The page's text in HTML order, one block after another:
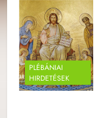
PLÉBÁNIAI
HIRDETÉSEK